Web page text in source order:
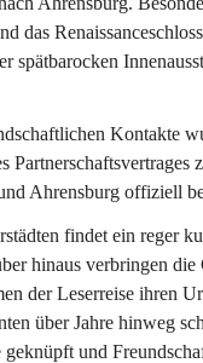
das Renaissanceschloss
spätbarocken
Kontakte
Partnerschaftsvertrages
Ahrensburg offiziell
findet ein reger
hinaus verbringen die
der Leserreise ihren
über Jahre hinweg
und